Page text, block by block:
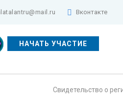
Вконтакте
НАЧАТЬ УЧАСТИЕ
Свидетельство о